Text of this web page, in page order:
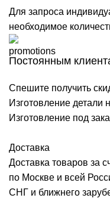
Для запроса
необходимое
Постоянным
Спешите получить
Изготовление детали
Изготовление под
Доставка
Доставка товаров за
по Москве и всей
СНГ и ближнего